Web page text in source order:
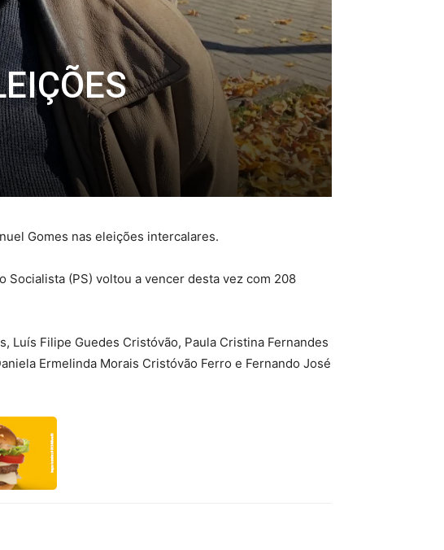
Gomes nas eleições intercalares.
Socialista (PS) voltou a vencer desta vez com 208
Luís Filipe Guedes Cristóvão, Paula Cristina Fernandes
Ermelinda Morais Cristóvão Ferro e Fernando José